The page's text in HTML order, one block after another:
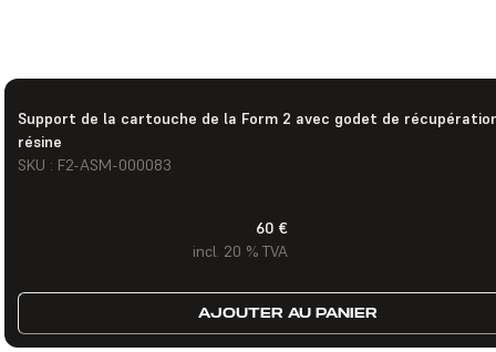
Support de la cartouche de la Form 2 avec godet de
résine
SKU : F2-ASM-000083
60 €
incl. 20 % TVA
AJOUTER AU PANIER